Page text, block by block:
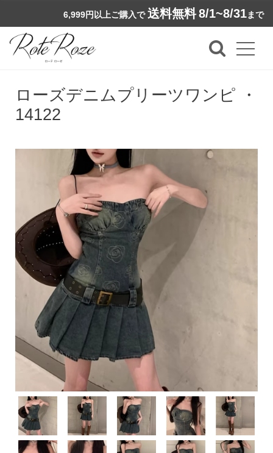
6,999円以上ご購入で 送料無料8/1~8/31まで
ローズデニムプリーツワンピ ・
14122